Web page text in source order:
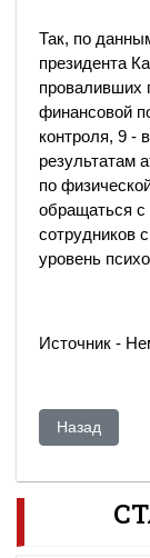
Так, по
президента
проваливших
финансовой
контроля, 9 -
результатам
по
обращаться с
сотрудников
уровень
Источник -
Назад